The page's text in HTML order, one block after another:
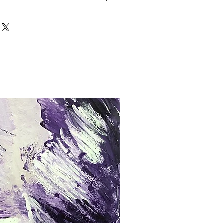
das Kunstwerk nicht dem Wunsch